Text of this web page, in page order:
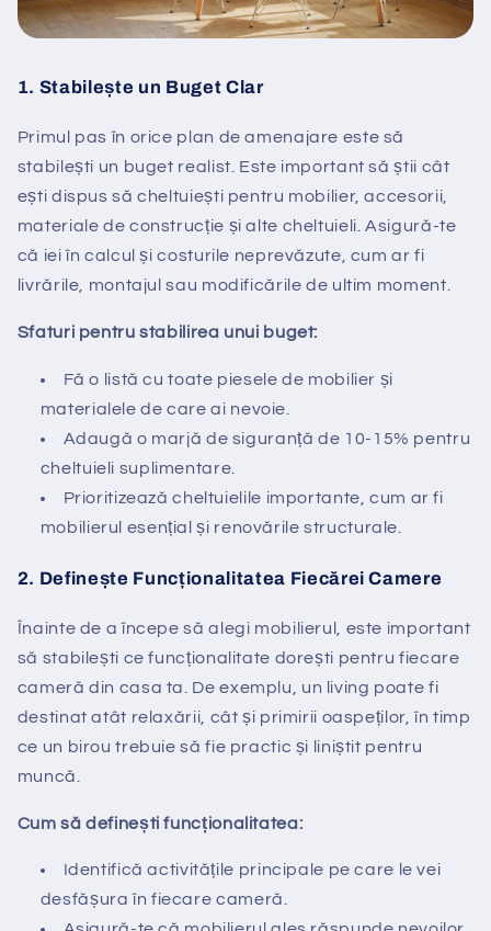
1. Stabilește un Buget Clar
Primul pas în orice plan de amenajare este să
stabilești un buget realist. Este important să știi cât
ești dispus să cheltuiești pentru mobilier, accesorii,
materiale de construcție și alte cheltuieli. Asigură-te
că iei în calcul și costurile neprevăzute, cum ar fi
livrările, montajul sau modificările de ultim moment.
Sfaturi pentru stabilirea unui buget:
Fă o listă cu toate piesele de mobilier și
materialele de care ai nevoie.
Adaugă o marjă de siguranță de 10-15% pentru
cheltuieli suplimentare.
Prioritizează cheltuielile importante, cum ar fi
mobilierul esențial și renovările structurale.
2. Definește Funcționalitatea Fiecărei Camere
Înainte de a începe să alegi mobilierul, este important
să stabilești ce funcționalitate dorești pentru fiecare
cameră din casa ta. De exemplu, un living poate fi
destinat atât relaxării, cât și primirii oaspeților, în timp
ce un birou trebuie să fie practic și liniștit pentru
muncă.
Cum să definești funcționalitatea:
Identifică activitățile principale pe care le vei
desfășura în fiecare cameră.